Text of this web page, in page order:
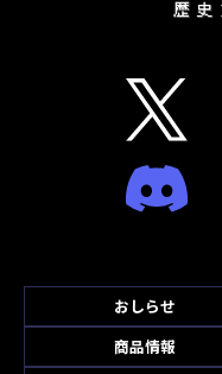
おしらせ
商品情報